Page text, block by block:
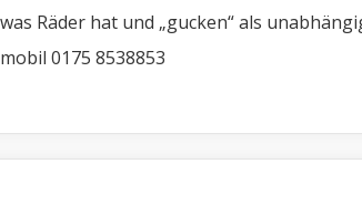
Räder hat und „gucken“ als
0175 8538853